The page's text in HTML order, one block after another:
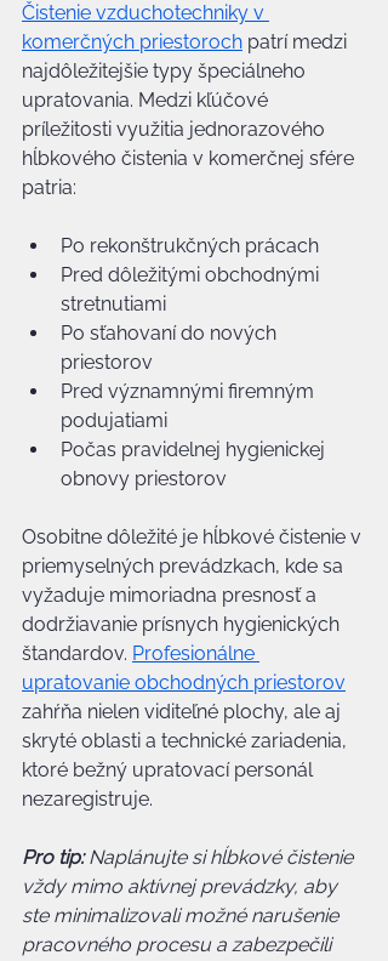
Čistenie vzduchotechniky v
komerčných priestoroch patrí medzi
najdôležitejšie typy špeciálneho
upratovania. Medzi kľúčové
príležitosti využitia jednorazového
hĺbkového čistenia v komerčnej sfére
patria:
Po rekonštrukčných prácach
Pred dôležitými obchodnými
stretnutiami
Po sťahovaní do nových
priestorov
Pred významnými firemným
podujatiami
Počas pravidelnej hygienickej
obnovy priestorov
Osobitne dôležité je hĺbkové čistenie v
priemyselných prevádzkach, kde sa
vyžaduje mimoriadna presnosť a
dodržiavanie prísnych hygienických
štandardov. Profesionálne
upratovanie obchodných priestorov
zahŕňa nielen viditeľné plochy, ale aj
skryté oblasti a technické zariadenia,
ktoré bežný upratovací personál
nezaregistruje.
Pro tip: Naplánujte si hĺbkové čistenie
vždy mimo aktívnej prevádzky, aby
ste minimalizovali možné narušenie
pracovného procesu a zabezpečili